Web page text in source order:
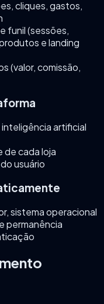
cliques, gastos,
funil (sessões,
e landing
(valor, comissão,
artificial
de cada loja
usuário
sistema operacional
permanência